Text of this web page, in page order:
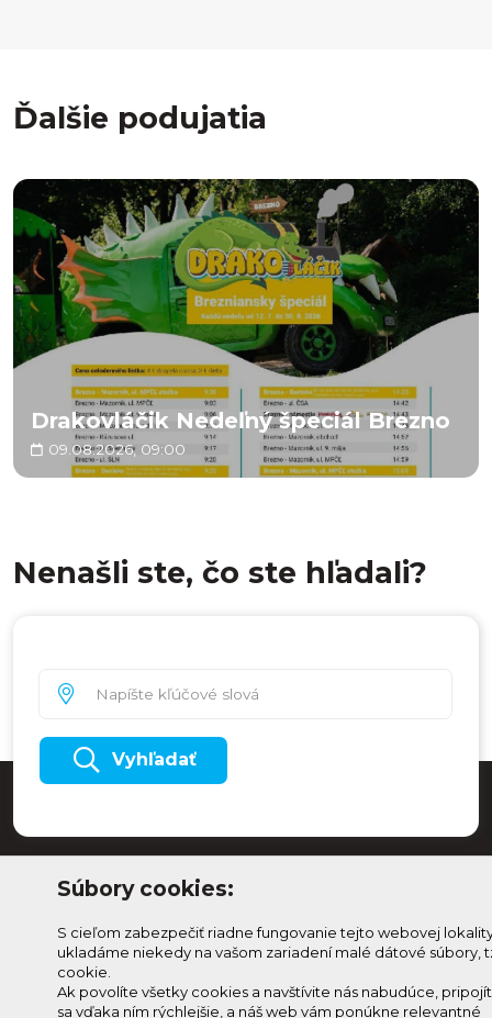
Ďalšie podujatia
Drakovláčik Nedeľný špeciál Brezno
09.08.2026, 09:00
Nenašli ste, čo ste hľadali?
Vyhľadať
Súbory cookies:
S cieľom zabezpečiť riadne fungovanie tejto webovej
ukladáme niekedy na vašom zariadení malé dátové súbory,
cookie.
Ak povolíte všetky cookies a navštívite nás nabudúce,
sa vďaka ním rýchlejšie, a náš web vám ponúkne relevantné